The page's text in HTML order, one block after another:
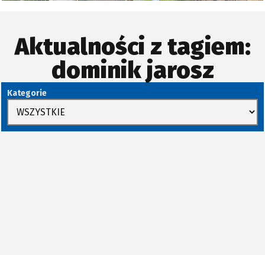
Aktualności z tagiem:
dominik jarosz
Kategorie